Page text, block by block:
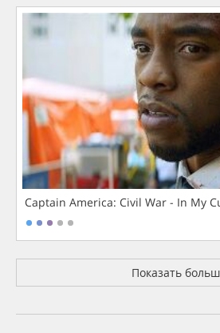
Captain America: Civil War - In My
Показать